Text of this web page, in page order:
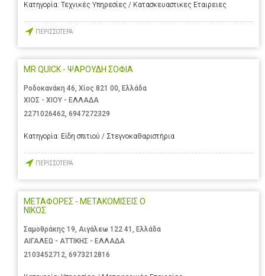
Κατηγορία: Τεχνικές Υπηρεσίες / Κατασκευαστικες Εταιρειες
ΠΕΡΙΣΣΟΤΕΡΑ
MR QUICK - ΨΑΡΟΥΔΗ ΣΟΦΙΑ
Ροδοκανάκη 46, Χίος 821 00, Ελλάδα
ΧΙΟΣ - ΧΙΟΥ - ΕΛΛΑΔΑ
2271026462, 6947272329
Κατηγορία: Είδη σπιτιού / Στεγνοκαθαριστήρια
ΠΕΡΙΣΣΟΤΕΡΑ
ΜΕΤΑΦΟΡΕΣ - ΜΕΤΑΚΟΜΙΣΕΙΣ Ο
ΝΙΚΟΣ
Σαμοθράκης 19, Αιγάλεω 122 41, Ελλάδα
ΑΙΓΑΛΕΩ - ΑΤΤΙΚΗΣ - ΕΛΛΑΔΑ
2103452712 6973212816